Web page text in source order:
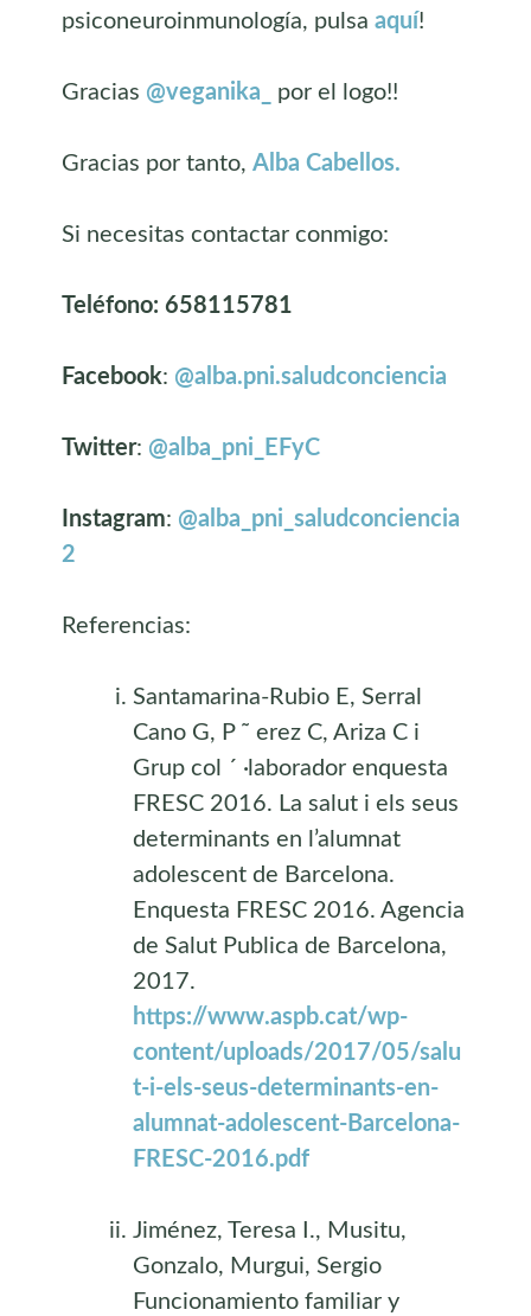
psiconeuroinmunología, pulsaaquí!
Gracias @veganika_ por el logo!!
Gracias por tanto,Alba Cabellos.
Si necesitas contactar conmigo:
Teléfono: 658115781
Facebook: @alba.pni.saludconciencia
Twitter: @alba_pni_EFyC
Instagram: @alba_pni_saludconciencia
2
Referencias:
Santamarina-Rubio E, Serral
Cano G, P ˜ erez C, Ariza C i
Grup col ´ ·laborador enquesta
FRESC 2016. La salut i els seus
determinants en l’alumnat
adolescent de Barcelona.
Enquesta FRESC 2016. Agencia
de Salut Publica de Barcelona,
2017.
https://www.aspb.cat/wp-
content/uploads/2017/05/salu
t-i-els-seus-determinants-en-
alumnat-adolescent-Barcelona-
FRESC-2016.pdf
Jiménez, Teresa I., Musitu,
Gonzalo, Murgui, Sergio
Funcionamiento familiar y